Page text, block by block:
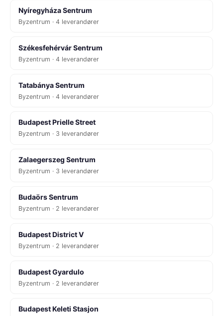
Nyíregyháza Sentrum
Byzentrum · 4 leverandører
Székesfehérvár Sentrum
Byzentrum · 4 leverandører
Tatabánya Sentrum
Byzentrum · 4 leverandører
Budapest Prielle Street
Byzentrum · 3 leverandører
Zalaegerszeg Sentrum
Byzentrum · 3 leverandører
Budaörs Sentrum
Byzentrum · 2 leverandører
Budapest District V
Byzentrum · 2 leverandører
Budapest Gyardulo
Byzentrum · 2 leverandører
Budapest Keleti Stasjon